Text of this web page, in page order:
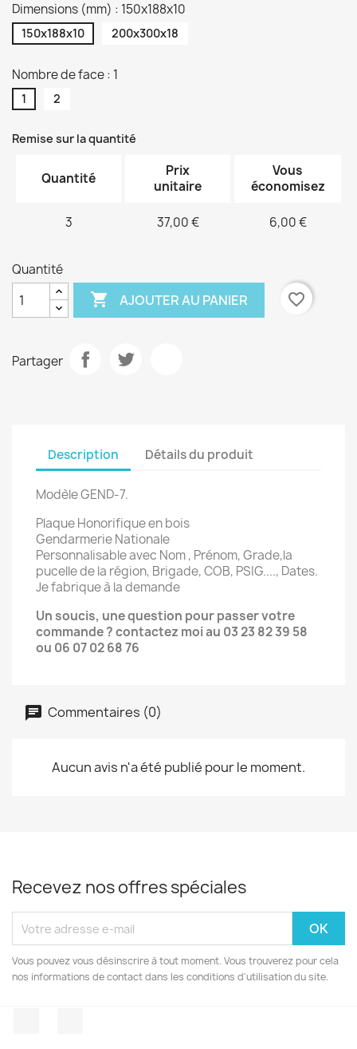
Dimensions (mm) : 150x188x10
150x188x10 200x300x18
Nombre de face : 1
1 2
Remise sur la quantité
Quantité
Prix
unitaire
Vous
économisez
3 37,00 € 6,00 €
Quantité
 AJOUTER AU PANIER favorite_border
Partager
Description Détails du produit
Modèle GEND-7.
Plaque Honorifique en bois
Gendarmerie Nationale
Personnalisable avec Nom , Prénom, Grade,la
pucelle de la région, Brigade, COB, PSIG...., Dates.
Je fabrique à la demande
Un soucis, une question pour passer votre
commande ? contactez moi au 03 23 82 39 58
ou 06 07 02 68 76
Commentaires (0)
Aucun avis n'a été publié pour le moment.
Recevez nos offres spéciales
Vous pouvez vous désinscrire à tout moment. Vous trouverez pour cela
nos informations de contact dans les conditions d'utilisation du site.